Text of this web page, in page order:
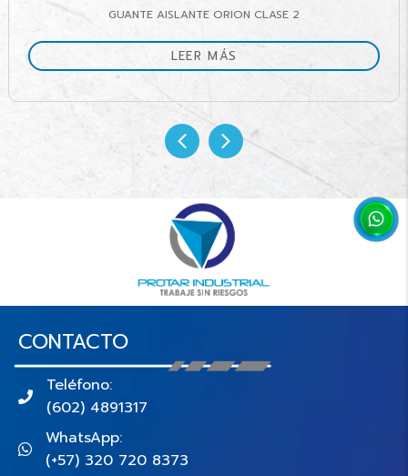
GUANTE AISLANTE ORION CLASE 2
LEER MÁS
CONTACTO
Teléfono:
(602) 4891317
WhatsApp:
(+57) 320 720 8373